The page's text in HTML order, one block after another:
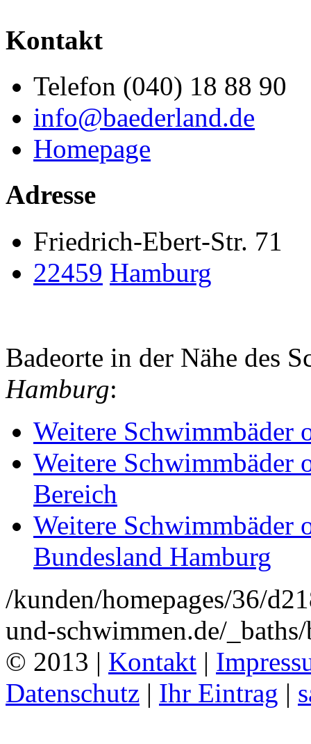
Kontakt
Telefon (040) 18 88 90
info@baederland.de
Homepage
Adresse
Friedrich-Ebert-Str. 71
22459 Hamburg
Badeorte in der Nähe des
Hamburg:
Weitere Schwimmbäder
Weitere Schwimmbäder
Bereich
Weitere Schwimmbäder
Bundesland Hamburg
/kunden/homepages/36/
und-schwimmen.de/
© 2013 | Kontakt |
Datenschutz | Ihr Eintrag |